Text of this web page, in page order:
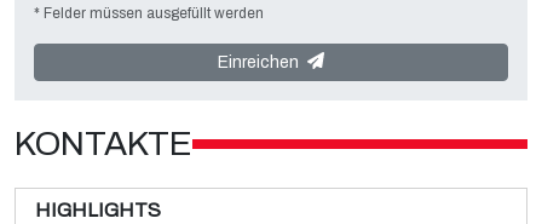
Datenverarbeitung istTecno Converting 2000 S.r.l.
Dritte weitergegeben oder weitergegeben. Sie können sich an den
„Datenschutzdienst“ des Datenverantwortlichen wenden, um alle
Datenschutzseite dieser Website herunterladen.
* Felder müssen ausgefüllt werden
Einreichen
KONTAKTE
HIGHLIGHTS